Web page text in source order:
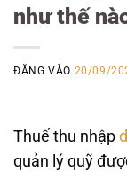
như thế
ĐĂNG VÀO 20/09/
Thuế thu nhập
quản lý quỹ